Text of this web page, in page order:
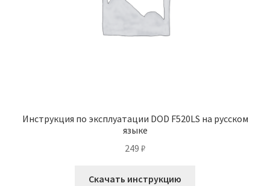
Инструкция по эксплуатации DOD F520LS на русском
языке
249 ₽
Скачать инструкцию